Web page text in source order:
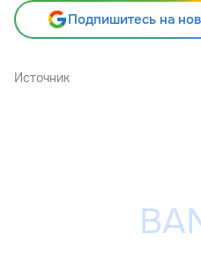
Подпишитесь на
Источник